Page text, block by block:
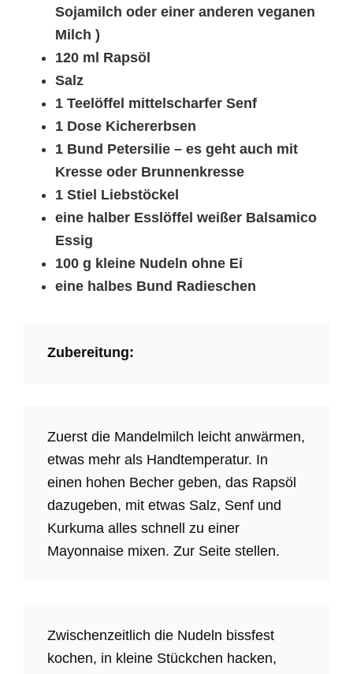
Sojamilch oder einer anderen veganen
Milch )
120 ml Rapsöl
Salz
1 Teelöffel mittelscharfer Senf
1 Dose Kichererbsen
1 Bund Petersilie – es geht auch mit
Kresse oder Brunnenkresse
1 Stiel Liebstöckel
eine halber Esslöffel weißer Balsamico
Essig
100 g kleine Nudeln ohne Ei
eine halbes Bund Radieschen
Zubereitung:
Zuerst die Mandelmilch leicht anwärmen,
etwas mehr als Handtemperatur. In
einen hohen Becher geben, das Rapsöl
dazugeben, mit etwas Salz, Senf und
Kurkuma alles schnell zu einer
Mayonnaise mixen. Zur Seite stellen.
Zwischenzeitlich die Nudeln bissfest
kochen, in kleine Stückchen hacken,